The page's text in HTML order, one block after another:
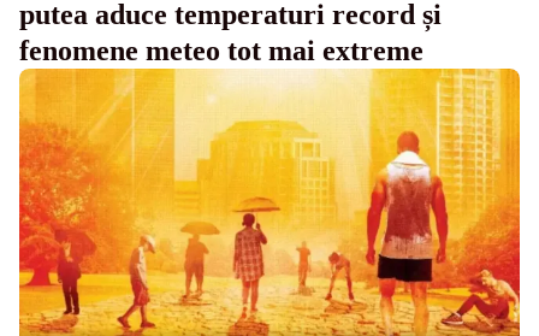
putea aduce temperaturi record și
fenomene meteo tot mai extreme